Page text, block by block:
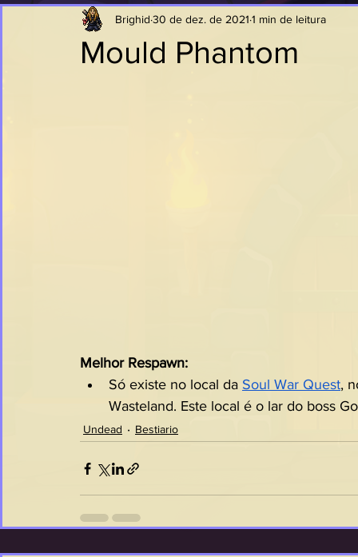
Mould Phantom
Brighid 30 de dez. de 2021 1 min de leitura
Melhor Respawn:
Só existe no local da Soul War Quest,
Wasteland. Este local é o lar do boss
Undead Bestiario